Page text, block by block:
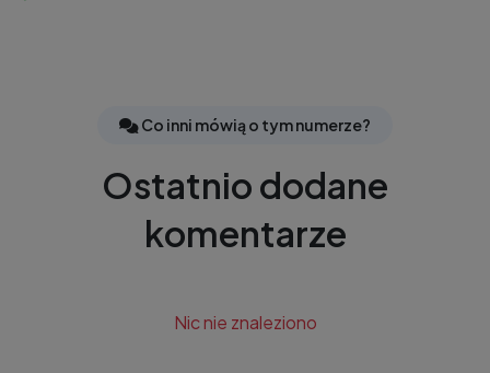
Co inni mówią o tym numerze?
Ostatnio dodane
komentarze
Nic nie znaleziono